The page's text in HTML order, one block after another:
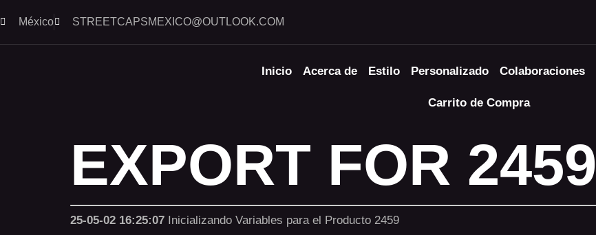
México STREETCAPSMEXICO@OUTLOOK.COM​
Inicio Acerca de Estilo Personalizado Colaboraciones
Carrito de Compra
EXPORT FOR 2459
25-05-02 16:25:07 Inicializando Variables para el Producto 2459